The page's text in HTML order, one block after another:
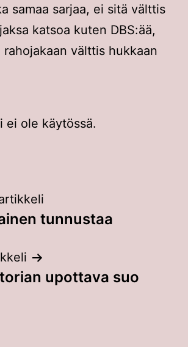
samaa sarjaa, ei sitä välttis
katsoa kuten DBS:ää,
välttis hukkaan
ei ole käytössä.
tunnustaa
upottava suo